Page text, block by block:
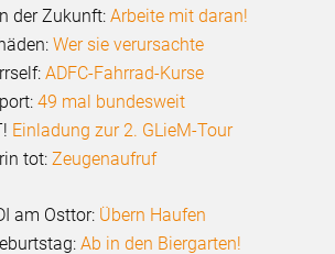
der Zukunft:Arbeite mit daran!
Wer sie verursachte
ADFC-Fahrrad-Kurse
49 mal bundesweit
Einladung zur 2. GLieM-Tour
tot:Zeugenaufruf
am Osttor: Übern Haufen
Ab in den Biergarten!